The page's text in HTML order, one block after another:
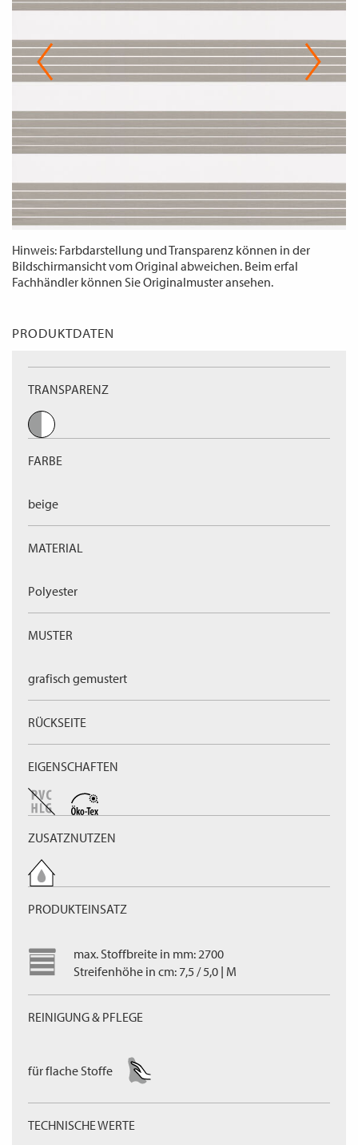
WECHSELN
DE
Hinweis: Farbdarstellung und Transparenz können in der
Bildschirmansicht vom Original abweichen. Beim erfal
Fachhändler können Sie Originalmuster ansehen.
PRODUKTDATEN
TRANSPARENZ
FARBE
beige
MATERIAL
Polyester
MUSTER
grafisch gemustert
RÜCKSEITE
EIGENSCHAFTEN
ZUSATZNUTZEN
PRODUKTEINSATZ
max. Stoffbreite in mm: 2700
Streifenhöhe in cm: 7,5 / 5,0 | M
REINIGUNG & PFLEGE
für flache Stoffe
TECHNISCHE WERTE